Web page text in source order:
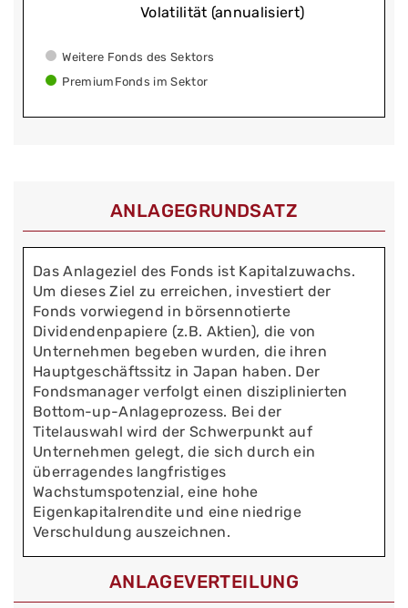
Volatilität (annualisiert)
Weitere Fonds des Sektors
PremiumFonds im Sektor
ANLAGEGRUNDSATZ
Das Anlageziel des Fonds ist Kapitalzuwachs.
Um dieses Ziel zu erreichen, investiert der
Fonds vorwiegend in börsennotierte
Dividendenpapiere (z.B. Aktien), die von
Unternehmen begeben wurden, die ihren
Hauptgeschäftssitz in Japan haben. Der
Fondsmanager verfolgt einen disziplinierten
Bottom-up-Anlageprozess. Bei der
Titelauswahl wird der Schwerpunkt auf
Unternehmen gelegt, die sich durch ein
überragendes langfristiges
Wachstumspotenzial, eine hohe
Eigenkapitalrendite und eine niedrige
Verschuldung auszeichnen.
ANLAGEVERTEILUNG